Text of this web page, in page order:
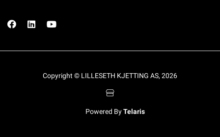
Copyright © LILLESETH KJETTING AS, 2026
Powered ByTelaris